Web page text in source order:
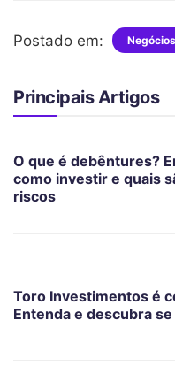
Postado em: Negócios
Principais Artigos
O que é debêntures?
como investir e quais
riscos
Toro Investimentos é
Entenda e descubra